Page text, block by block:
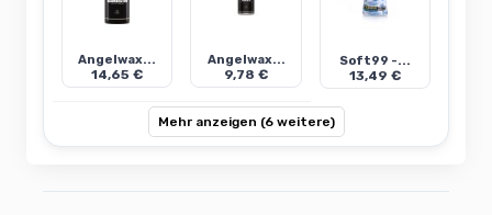
Angelwax...
14,65 €
Angelwax...
9,78 €
Soft99 -...
13,49 €
Mehr anzeigen (6 weitere)